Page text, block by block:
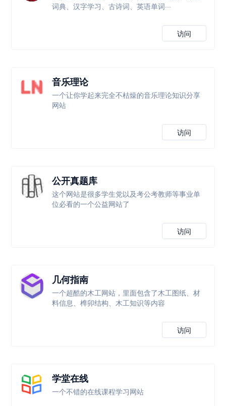
词典、汉字学习、古诗词、英语单词···
访问
音乐理论
一个让你学起来完全不枯燥的音乐理论知识分享
网站
访问
公开真题库
这个网站是很多学生党以及考公考教师等事业单
位必看的一个公益网站了
访问
几何指南
一个超酷的木工网站，里面包含了木工图纸、材
料信息、榫卯结构、木工知识等内容
访问
学堂在线
一个不错的在线课程学习网站